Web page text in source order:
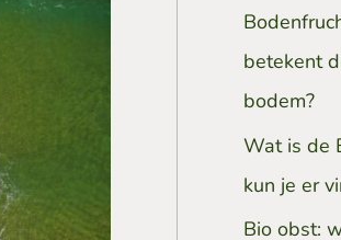
betekent
bodem?
Wat is de
kun je er
Bio obst: